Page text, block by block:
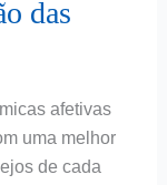
das
afetivas
uma melhor
de cada